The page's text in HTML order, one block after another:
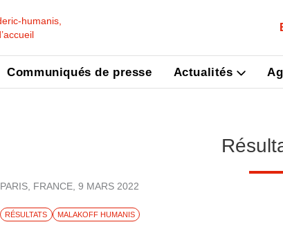
Communiqués de presse Actualités
PARIS, FRANCE, 9 MARS 2022
RÉSULTATS MALAKOFF HUMANIS